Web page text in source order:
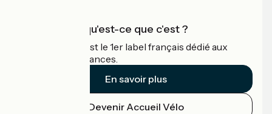
Accueil Vélo qu'est-ce que c'est ?
Accueil Vélo c'est le 1er label français dédié aux
cyclistes en vacances.
En savoir plus
Devenir Accueil Vélo